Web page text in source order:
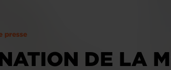
presse
DE LA